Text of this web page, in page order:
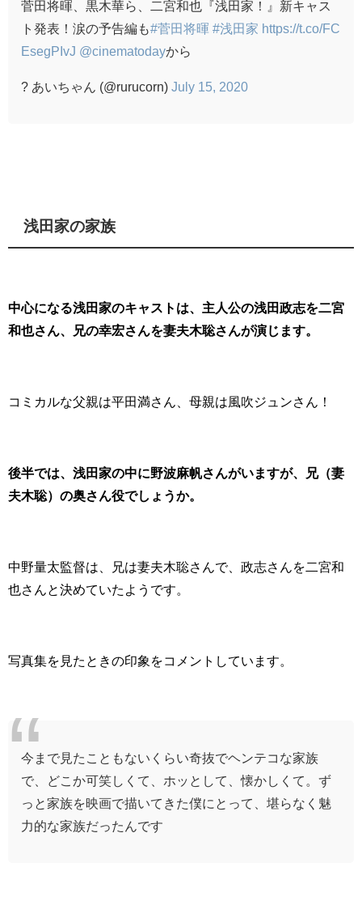
菅田将暉、黒木華ら、二宮和也『浅田家！』新キャス
ト発表！涙の予告編も#菅田将暉 #浅田家 https://t.co/FC
EsegPIvJ @cinematodayから
? あいちゃん (@rurucorn) July 15, 2020
浅田家の家族
中心になる浅田家のキャストは、主人公の浅田政志を二宮
和也さん、兄の幸宏さんを妻夫木聡さんが演じます。
コミカルな父親は平田満さん、母親は風吹ジュンさん！
後半では、浅田家の中に野波麻帆さんがいますが、兄（妻
夫木聡）の奥さん役でしょうか。
中野量太監督は、兄は妻夫木聡さんで、政志さんを二宮和
也さんと決めていたようです。
写真集を見たときの印象をコメントしています。
今まで見たこともないくらい奇抜でヘンテコな家族
で、どこか可笑しくて、ホッとして、懐かしくて。ず
っと家族を映画で描いてきた僕にとって、堪らなく魅
力的な家族だったんです